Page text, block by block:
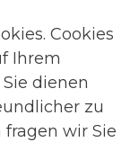
Cookies
Ihrem
dienen
zu
wir Sie